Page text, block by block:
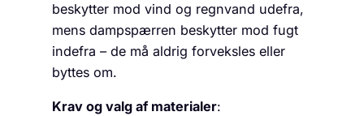
beskytter mod vind og regnvand udefra,
mens dampspærren beskytter mod fugt
indefra – de må aldrig forveksles eller
byttes om.
Krav og valg af materialer: